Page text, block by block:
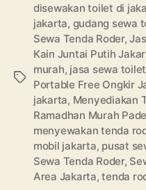
Tags
disewakan toilet di
jakarta, gudang sewa
Sewa Tenda Roder,
Kain Juntai Putih
murah, jasa sewa
Portable Free Ongkir
jakarta, Menyediakan
Ramadhan Murah
menyewakan tenda
mobil jakarta, pusat
Sewa Tenda Roder,
Area Jakarta,tenda